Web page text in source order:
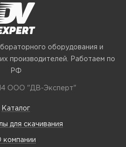
оборудования и
производителей. Работаем по
РФ
ООО "ДВ-Эксперт"
Каталог
для скачивания
компании